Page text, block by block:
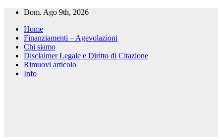
Salta
contenuto
Dom. Ago 9th, 2026
Home
Finanziamenti – Agevolazioni
Chi siamo
Disclaimer Legale e Diritto di Citazione
Rimuovi articolo
Info